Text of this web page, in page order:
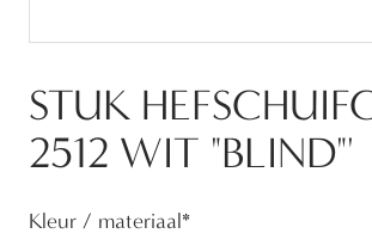
STUK
2512 WIT "BLIND"'
Kleur / materiaal*